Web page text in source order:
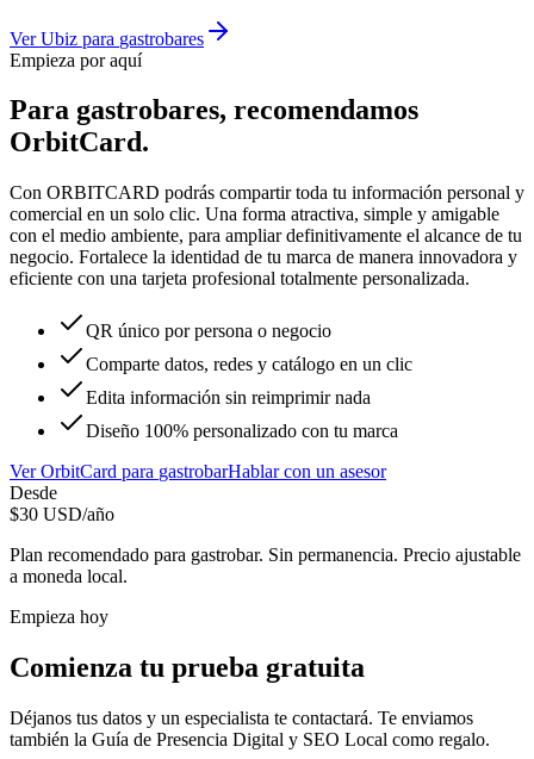
VerUbiz para gastrobares
Empieza por aquí
Para gastrobares, recomendamos
OrbitCard.
Con ORBITCARD podrás compartir toda tu información personal y
comercial en un solo clic. Una forma atractiva, simple y amigable
con el medio ambiente, para ampliar definitivamente el alcance de tu
negocio. Fortalece la identidad de tu marca de manera innovadora y
eficiente con una tarjeta profesional totalmente personalizada.
QR único por persona o negocio
Comparte datos, redes y catálogo en un clic
Edita información sin reimprimir nada
Diseño 100% personalizado con tu marca
VerOrbitCard para gastrobarHablar con un asesor
Desde
$30 USD/año
Plan recomendado para gastrobar. Sin permanencia. Precio ajustable
a moneda local.
Empieza hoy
Comienza tu prueba gratuita
Déjanos tus datos y un especialista te contactará. Te enviamos
también la Guía de Presencia Digital y SEO Local como regalo.